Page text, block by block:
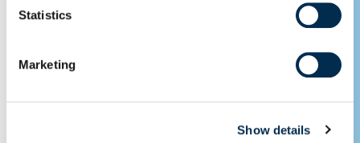
Statistics
Marketing
Show details
Celtilait lance SMARTBOOST